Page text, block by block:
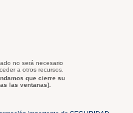
no será necesario
a otros recursos.
que cierre su
las ventanas).